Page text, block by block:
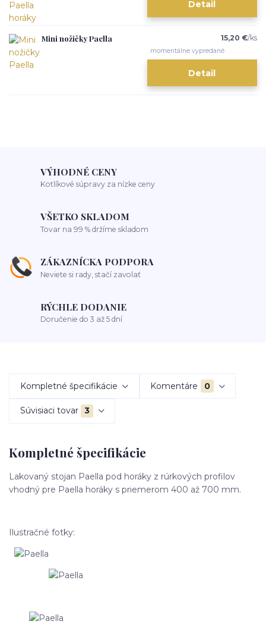
Detail
Mini nožičky Paella 15,20 €/ks
momentálne vypredané
Detail
VÝHODNÉ CENY
Kotlíkové súpravy za nízke ceny
VŠETKO SKLADOM
Tovar na 99 % držíme skladom
ZÁKAZNÍCKA PODPORA
Neviete si rady, stačí zavolať
RÝCHLE DODANIE
Doručenie do 3 až 5 dní
Kompletné špecifikácie Komentáre 0
Súvisiaci tovar 3
Kompletné špecifikácie
Lakovaný stojan Paella pod horáky z rúrkových profilov
vhodný pre Paella horáky s priemerom 400 až 700 mm.
Ilustračné fotky: